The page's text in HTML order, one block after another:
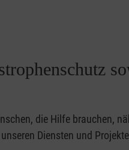
die Hilfe brauchen,
Diensten und